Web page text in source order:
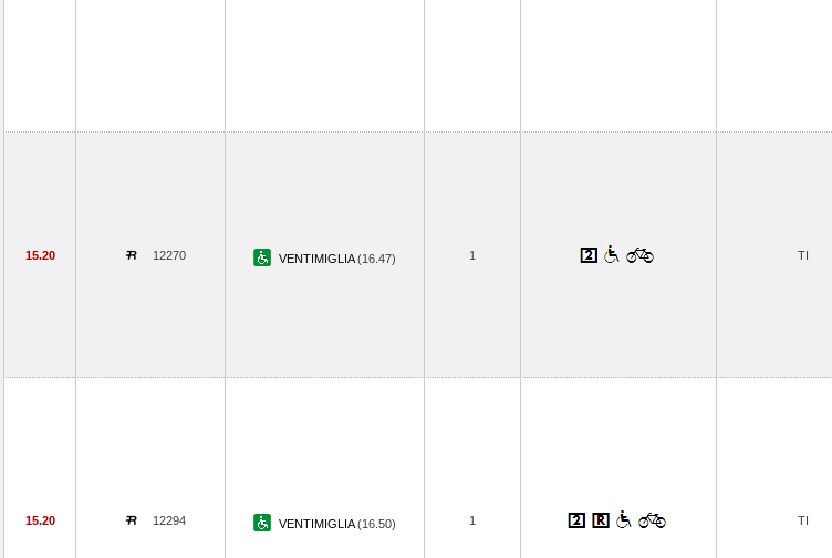
15.20 12270 VENTIMIGLIA(16.47) 1 TI
15.20 12294 VENTIMIGLIA(16.50) 1 TI